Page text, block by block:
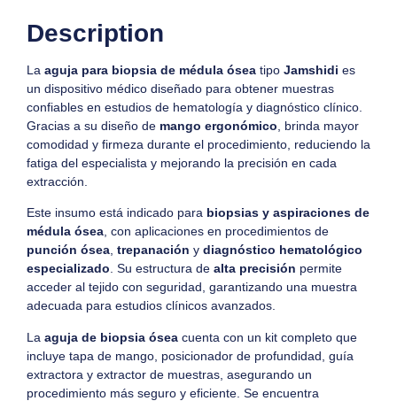
Description
La aguja para biopsia de médula ósea tipo Jamshidi es
un dispositivo médico diseñado para obtener muestras
confiables en estudios de hematología y diagnóstico clínico.
Gracias a su diseño de mango ergonómico , brinda mayor
comodidad y firmeza durante el procedimiento, reduciendo la
fatiga del especialista y mejorando la precisión en cada
extracción.
Este insumo está indicado para biopsias y aspiraciones de
médula ósea, con aplicaciones en procedimientos de
punción ósea, trepanación y diagnóstico hematológico
especializado. Su estructura de alta precisión permite
acceder al tejido con seguridad, garantizando una muestra
adecuada para estudios clínicos avanzados.
La aguja de biopsia ósea cuenta con un kit completo que
incluye tapa de mango, posicionador de profundidad, guía
extractora y extractor de muestras, asegurando un
procedimiento más seguro y eficiente. Se encuentra